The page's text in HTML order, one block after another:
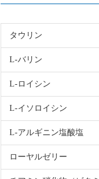
タウリン
L-バリン
L-ロイシン
L-イソロイシン
L-アルギニン塩酸塩
ローヤルゼリー